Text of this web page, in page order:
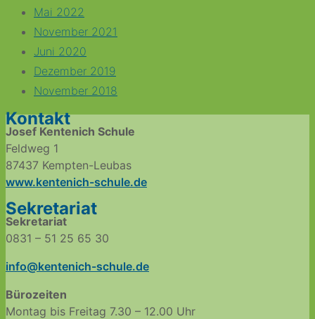
Mai 2022
November 2021
Juni 2020
Dezember 2019
November 2018
Kontakt
Josef Kentenich Schule
Feldweg 1
87437 Kempten-Leubas
www.kentenich-schule.de
Sekretariat
Sekretariat
0831 – 51 25 65 30
info@kentenich-schule.de
Bürozeiten
Montag bis Freitag 7.30 – 12.00 Uhr